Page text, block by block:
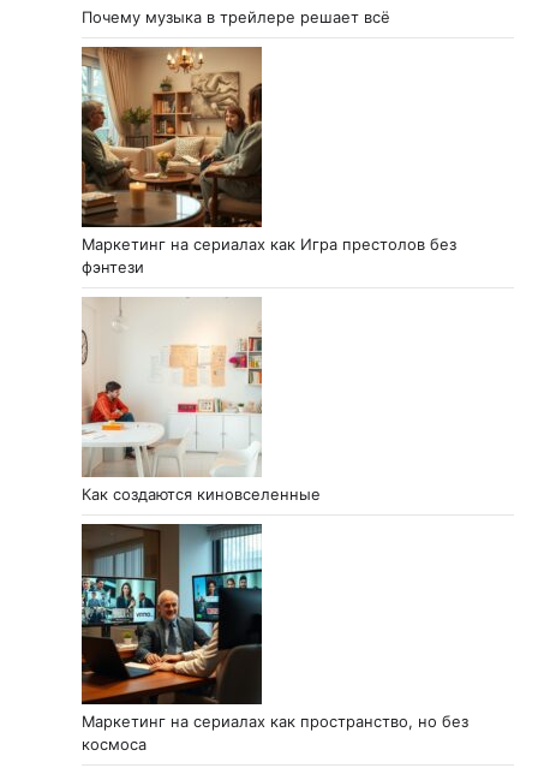
Почему музыка в трейлере решает всё
Маркетинг на сериалах как Игра престолов без
фэнтези
Как создаются киновселенные
Маркетинг на сериалах как пространство, но без
космоса